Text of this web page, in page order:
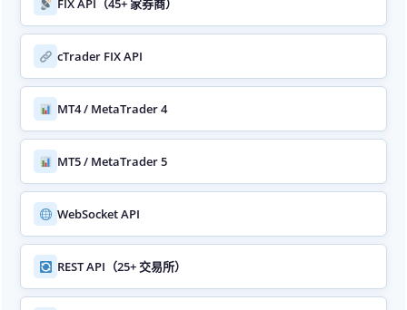
FIX API（45+ 家券商）
cTrader FIX API
MT4 / MetaTrader 4
MT5 / MetaTrader 5
WebSocket API
REST API（25+ 交易所）